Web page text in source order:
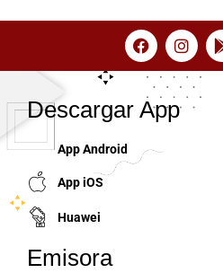
Descargar App
App Android
App iOS
Huawei
Emisora